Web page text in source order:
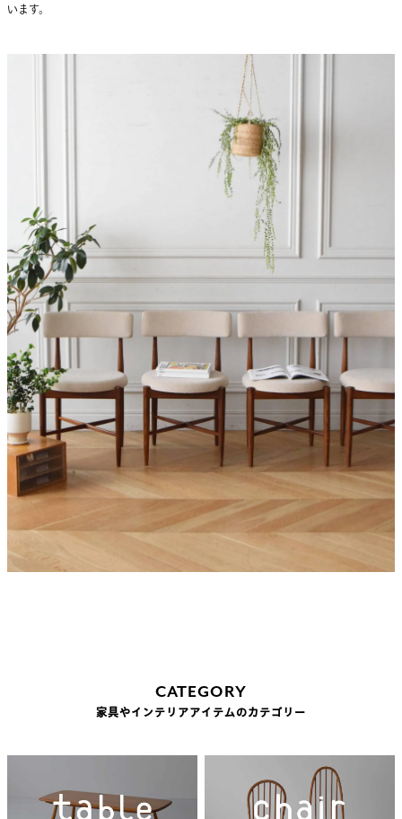
います。
CATEGORY
家具やインテリアアイテムのカテゴリー